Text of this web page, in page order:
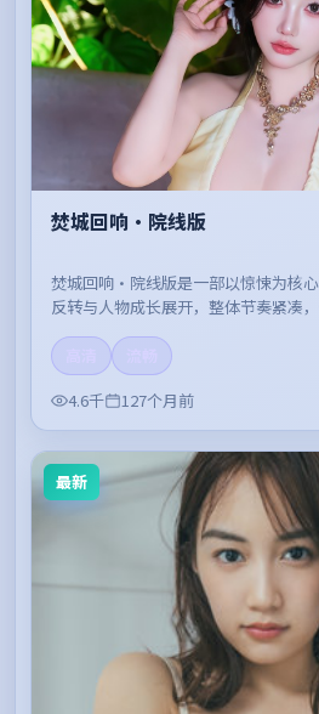
焚城回响·院线版
焚城回响·院线版是一部以惊悚为核心
反转与人物成长展开，整体节奏紧凑，
4.6千
127个月前
最新